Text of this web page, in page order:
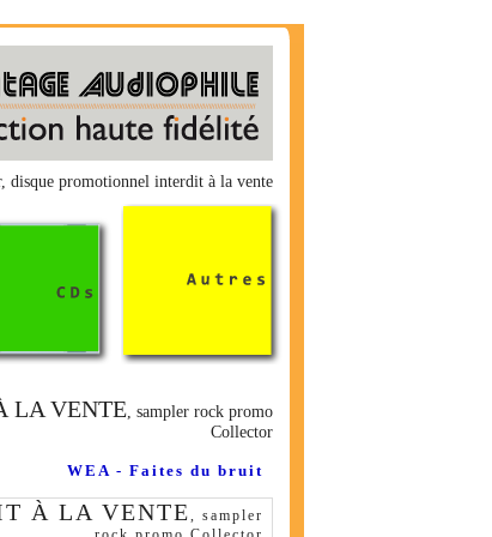
promotionnel interdit à la vente
LA VENTE, sampler rock promo
Collector
WEA - Faites du bruit
À LA VENTE, sampler